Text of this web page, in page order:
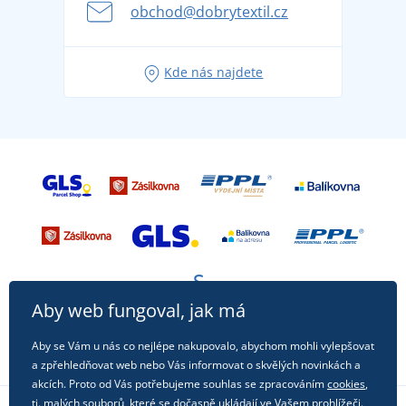
Tipy na svěží outfity pro pohodové léto
obchod@dobrytextil.cz
Kde nás najdete
Aby web fungoval, jak má
Aby se Vám u nás co nejlépe nakupovalo, abychom mohli vylepšovat
a zpřehledňovat web nebo Vás informovat o skvělých novinkách a
akcích. Proto od Vás potřebujeme souhlas se zpracovánímcookies,
tj. malých souborů, které se dočasně ukládají ve Vašem prohlížeči.